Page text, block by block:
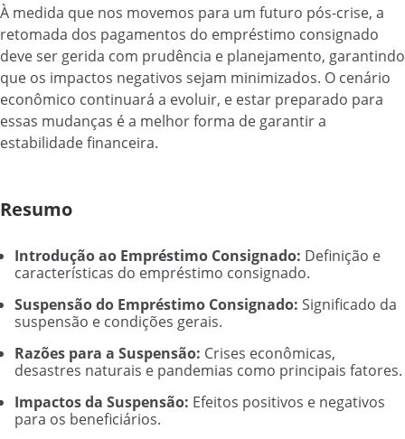
À medida que nos movemos para um futuro pós-crise, a
retomada dos pagamentos do empréstimo consignado
deve ser gerida com prudência e planejamento, garantindo
que os impactos negativos sejam minimizados. O cenário
econômico continuará a evoluir, e estar preparado para
essas mudanças é a melhor forma de garantir a
estabilidade financeira.
Resumo
Introdução ao Empréstimo Consignado: Definição e
características do empréstimo consignado.
Suspensão do Empréstimo Consignado: Significado da
suspensão e condições gerais.
Razões para a Suspensão: Crises econômicas,
desastres naturais e pandemias como principais fatores.
Impactos da Suspensão: Efeitos positivos e negativos
para os beneficiários.